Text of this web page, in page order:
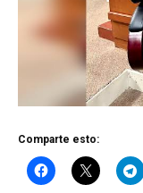
Comparte esto: